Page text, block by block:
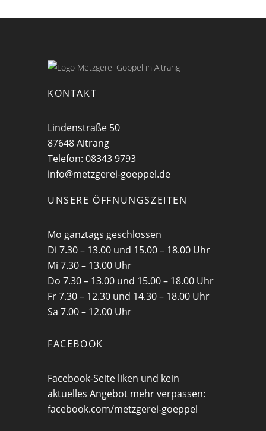
KONTAKT
Lindenstraße 50
87648 Aitrang
Telefon: 08343 9793
info@metzgerei-goeppel.de
UNSERE ÖFFNUNGSZEITEN
Mo ganztags geschlossen
Di 7.30 – 13.00 und 15.00 – 18.00 Uhr
Mi 7.30 – 13.00 Uhr
Do 7.30 – 13.00 und 15.00 – 18.00 Uhr
Fr 7.30 – 12.30 und 14.30 – 18.00 Uhr
Sa 7.00 – 12.00 Uhr
FACEBOOK
Facebook-Seite liken und kein
aktuelles Angebot mehr verpassen:
facebook.com/metzgerei-goeppel